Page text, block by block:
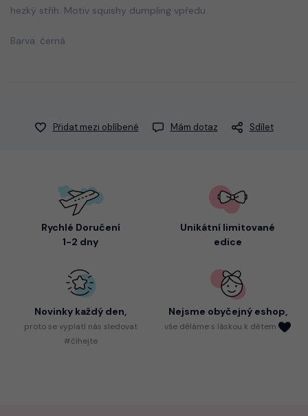
hezký střih. Motiv squishy dumpling vpředu.
Barva: černá
Přidat mezi oblíbené Mám dotaz Sdílet
Rychlé Doručení
1-2 dny
Unikátní limitované
edice
Novinky každý den,
protose vyplatí nás sledovat
#číhejte
Nejsme obyčejný eshop,
vše děláme s láskou k dětem